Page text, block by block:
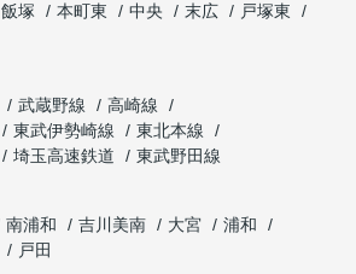
飯塚 本町東 中央 末広
戸塚東
武蔵野線
高崎線
東武伊勢崎線
東北本線
埼玉高速鉄道
東武野田線
南浦和 吉川美南 大宮
浦和
戸田